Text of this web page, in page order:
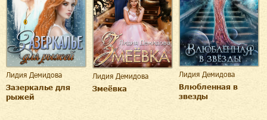
Лидия Демидова
Зазеркалье для
рыжей
Лидия Демидова
Змеёвка
Лидия Демидова
Влюбленная в
звезды